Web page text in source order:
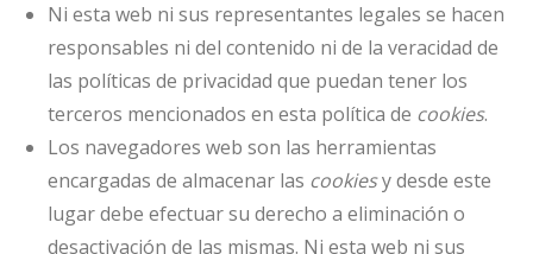
Ni esta web ni sus representantes legales se hacen
responsables ni del contenido ni de la veracidad de
las políticas de privacidad que puedan tener los
terceros mencionados en esta política de cookies.
Los navegadores web son las herramientas
encargadas de almacenar las cookiesy desde este
lugar debe efectuar su derecho a eliminación o
desactivación de las mismas. Ni esta web ni sus